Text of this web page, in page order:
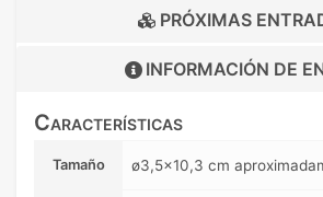
PRÓXIMAS
INFORMACIÓN DE
Características
Tamaño ø3,5x10,3 cm